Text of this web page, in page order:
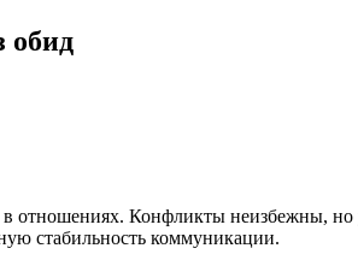
обид
Конфликты неизбежны, но
стабильность коммуникации.